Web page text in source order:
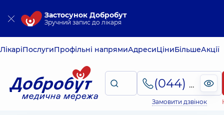
Застосунок Добробут
Зручний запис до лікаря
ЛікаріПослугиПрофільні напрямиАдресиЦіниБільшеАкції
(044) 495-2-888
Замовити дзвінок